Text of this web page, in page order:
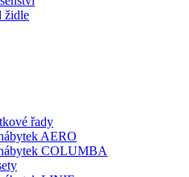
židle
řady
AERO
COLUMBA